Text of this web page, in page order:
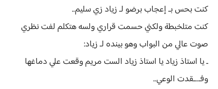
كنت بحس بـ إعجاب برضو لـ زياد زي سليم..
كنت متلخبطة ولكني حسمت قراري ولسه هتكلم لفت نظري
صوت عالي من البواب وهو بينده لـ زياد:
ـ يا استاذ زياد يا استاذ زياد الست مريم وقعت علي دماغها
وفـ..ـقدت الوعي..